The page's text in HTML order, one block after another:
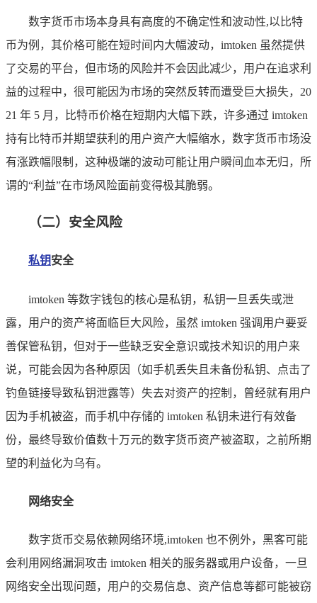
数字货币市场本身具有高度的不确定性和波动性,以比特
币为例，其价格可能在短时间内大幅波动，imtoken 虽然提供
了交易的平台，但市场的风险并不会因此减少，用户在追求利
益的过程中，很可能因为市场的突然反转而遭受巨大损失，20
21 年 5 月，比特币价格在短期内大幅下跌，许多通过 imtoken
持有比特币并期望获利的用户资产大幅缩水，数字货币市场没
有涨跌幅限制，这种极端的波动可能让用户瞬间血本无归，所
谓的“利益”在市场风险面前变得极其脆弱。
（二）安全风险
私钥安全
imtoken 等数字钱包的核心是私钥，私钥一旦丢失或泄
露，用户的资产将面临巨大风险，虽然 imtoken 强调用户要妥
善保管私钥，但对于一些缺乏安全意识或技术知识的用户来
说，可能会因为各种原因（如手机丢失且未备份私钥、点击了
钓鱼链接导致私钥泄露等）失去对资产的控制，曾经就有用户
因为手机被盗，而手机中存储的 imtoken 私钥未进行有效备
份，最终导致价值数十万元的数字货币资产被盗取，之前所期
望的利益化为乌有。
网络安全
数字货币交易依赖网络环境,imtoken 也不例外，黑客可能
会利用网络漏洞攻击 imtoken 相关的服务器或用户设备，一旦
网络安全出现问题，用户的交易信息、资产信息等都可能被窃